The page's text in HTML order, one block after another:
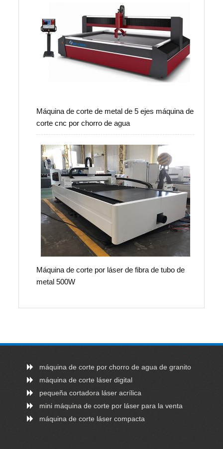
Máquina de corte de metal de 5 ejes máquina de
corte cnc por chorro de agua
Máquina de corte por láser de fibra de tubo de
metal 500W
máquina de corte por chorro de agua de granito
máquina de corte láser digital
pequeña cortadora láser acrílica
mini máquina de corte por láser para la venta
máquina de corte láser compacta